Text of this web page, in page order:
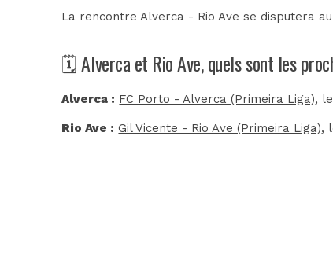
La rencontre Alverca - Rio Ave se disputera au
🗓️ Alverca et Rio Ave, quels sont les
Alverca : FC Porto - Alverca (Primeira Liga),
Rio Ave : Gil Vicente - Rio Ave (Primeira Liga),